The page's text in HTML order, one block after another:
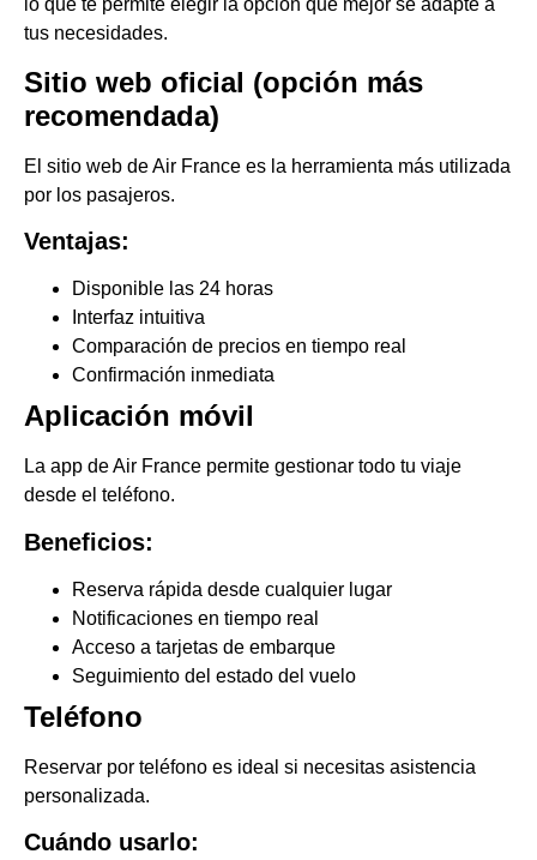
lo que te permite elegir la opción que mejor se adapte a
tus necesidades.
Sitio web oficial (opción más
recomendada)
El sitio web de Air France es la herramienta más utilizada
por los pasajeros.
Ventajas:
Disponible las 24 horas
Interfaz intuitiva
Comparación de precios en tiempo real
Confirmación inmediata
Aplicación móvil
La app de Air France permite gestionar todo tu viaje
desde el teléfono.
Beneficios:
Reserva rápida desde cualquier lugar
Notificaciones en tiempo real
Acceso a tarjetas de embarque
Seguimiento del estado del vuelo
Teléfono
Reservar por teléfono es ideal si necesitas asistencia
personalizada.
Cuándo usarlo: